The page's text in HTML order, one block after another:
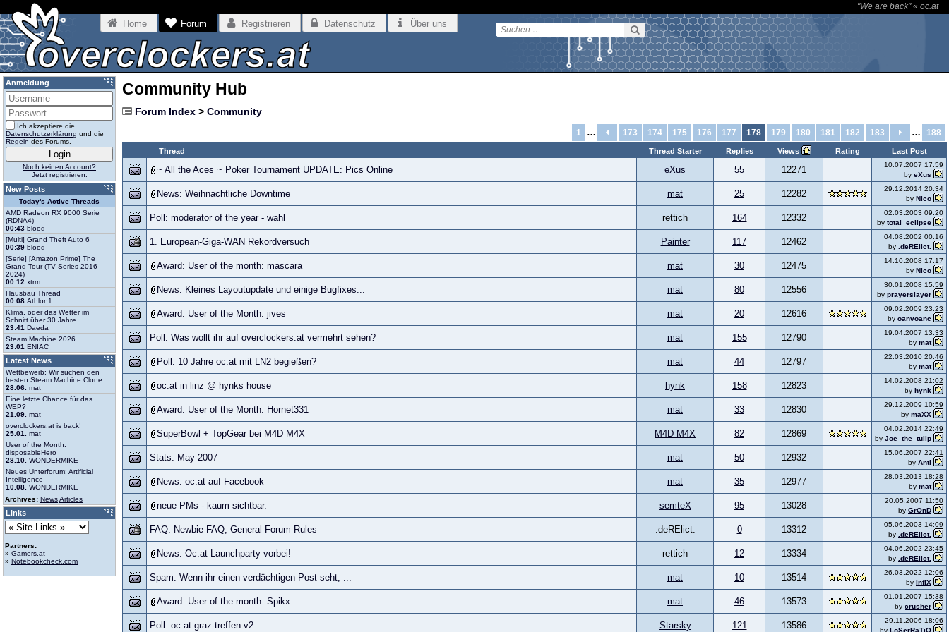
"We are back"« oc.at
Home Forum Registrieren Datenschutz Über uns
Community Hub
Forum Index > Community
1 … 173 174 175 176 177 178 179 180 181 182 183 … 188
Thread Thread Starter Replies Views Rating Last Post
~ All the Aces ~ Poker Tournament UPDATE: Pics Online eXus 55 12271
10.07.2007 17:59
by eXus
News: Weihnachtliche Downtime mat 25 12282
29.12.2014 20:34
by Nico
Poll: moderator of the year - wahl rettich 164 12332
02.03.2003 09:20
by total_eclipse
1. European-Giga-WAN Rekordversuch Painter 117 12462
04.08.2002 00:16
by .deRElict.
Award: User of the month: mascara mat 30 12475
14.10.2008 17:17
by Nico
News: Kleines Layoutupdate und einige Bugfixes... mat 80 12556
30.01.2008 15:59
by prayerslayer
Award: User of the Month: jives mat 20 12616
09.02.2009 23:23
by oanvoanc
Poll: Was wollt ihr auf overclockers.at vermehrt sehen? mat 155 12790
19.04.2007 13:33
by mat
Poll: 10 Jahre oc.at mit LN2 begießen? mat 44 12797
22.03.2010 20:46
by mat
oc.at in linz @ hynks house hynk 158 12823
14.02.2008 21:02
by hynk
Award: User of the Month: Hornet331 mat 33 12830
29.12.2009 10:59
by maXX
SuperBowl + TopGear bei M4D M4X M4D M4X 82 12869
04.02.2014 22:49
by Joe_the_tulip
Stats: May 2007 mat 50 12932
15.06.2007 22:41
by Anti
News: oc.at auf Facebook mat 35 12977
28.03.2013 18:28
by mat
neue PMs - kaum sichtbar. semteX 95 13028
20.05.2007 11:50
by GrOnD
FAQ: Newbie FAQ, General Forum Rules .deRElict. 0 13312
05.06.2003 14:09
by .deRElict.
News: Oc.at Launchparty vorbei! rettich 12 13334
04.06.2002 23:45
by .deRElict.
Spam: Wenn ihr einen verdächtigen Post seht, ... mat 10 13514
26.03.2022 12:06
by InfiX
Award: User of the month: Spikx mat 46 13573
01.01.2007 15:38
by crusher
Poll: oc.at graz-treffen v2 Starsky 121 13586
29.11.2006 18:06
by LoSerRaTiO
Anmeldung
Ich akzeptiere die
Datenschutzerklärung und die
Regeln des Forums.
Noch keinen Account?
Jetzt registrieren.
New Posts
Today's Active Threads
AMD Radeon RX 9000 Serie
(RDNA4)
00:43 blood
[Multi] Grand Theft Auto 6
00:39 blood
[Serie] [Amazon Prime] The
Grand Tour (TV Series 2016–
2024)
00:12 xtrm
Hausbau Thread
00:08 Athlon1
Klima, oder das Wetter im
Schnitt über 30 Jahre
23:41 Daeda
Steam Machine 2026
23:01 ENIAC
Latest News
Wettbewerb: Wir suchen den
besten Steam Machine Clone
28.06. mat
Eine letzte Chance für das
WEP?
21.09. mat
overclockers.at is back!
25.01.
mat
User of the Month:
disposableHero
28.10. WONDERMIKE
Neues Unterforum: Artificial
Intelligence
10.08. WONDERMIKE
Archives: NewsArticles
Links
Partners:
» Gamers.at
» Notebookcheck.com